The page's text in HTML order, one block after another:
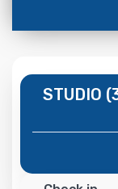
STUDIO